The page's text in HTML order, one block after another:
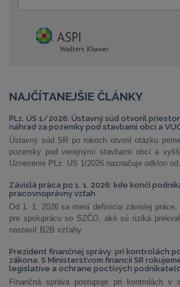
NAJČÍTANEJŠIE ČLÁNKY
PLz. ÚS 1/2026: Ústavný súd otvoril
náhrad za pozemky pod stavbami obcí a
Ústavný súd SR po rokoch otvoril otázku
pozemky pod verejnými stavbami obcí a
Uznesenie PLz. ÚS 1/2026 naznačuje odklon
Závislá práca po 1. 1. 2026: kde končí
pracovnoprávny vzťah
Od 1. 1. 2026 sa mení definícia závislej
pre spoluprácu so SZČO, aké sú riziká
nastaviť B2B vzťahy.
Prezident finančnej správy: pri kontrolách
zákona. S Ministerstvom financií SR
legislatíve a ochrane poctivých
Finančná správa postupuje pri kontrolách v